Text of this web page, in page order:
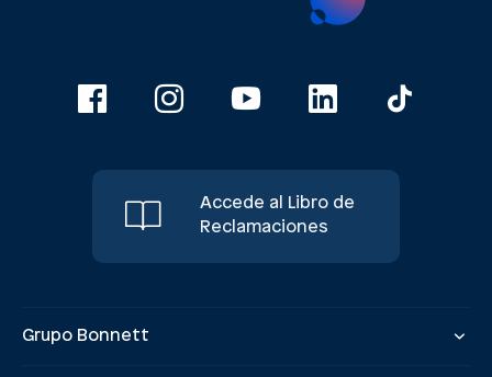
Accede al Libro de
Reclamaciones
Grupo Bonnett